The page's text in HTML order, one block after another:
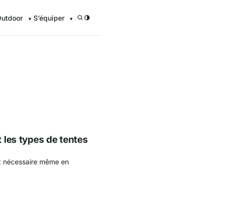
grâce à nos
S’équiper /
les types de tentes
même en